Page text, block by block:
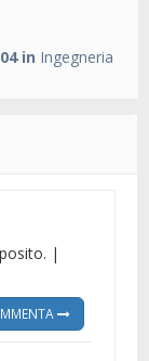
in Ingegneria
|